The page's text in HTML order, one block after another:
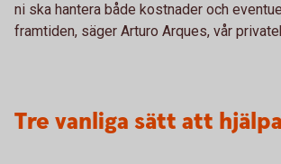
ni ska hantera både kostnader och
framtiden, säger Arturo Arques, vår
Tre vanliga sätt att